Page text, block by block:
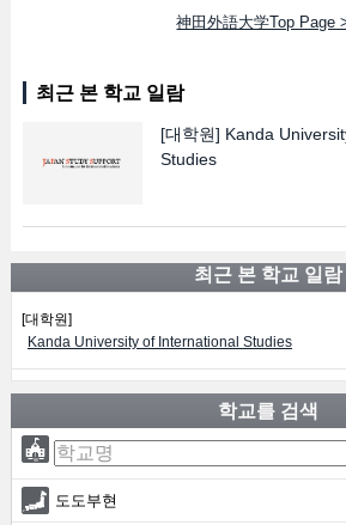
神田外語大学Top Page
최근 본 학교 일람
[대학원] Kanda
Studies
최근 본 학교 일람
[대학원]
Kanda University of International Studies
학교를 검색
도도부현